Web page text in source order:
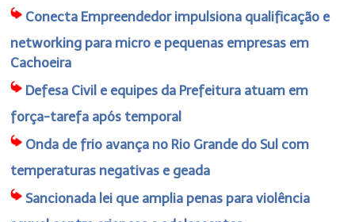
Conecta Empreendedor impulsiona qualificação e
networking para micro e pequenas empresas em
Cachoeira
Defesa Civil e equipes da Prefeitura atuam em
força-tarefa após temporal
Onda de frio avança no Rio Grande do Sul com
temperaturas negativas e geada
Sancionada lei que amplia penas para violência